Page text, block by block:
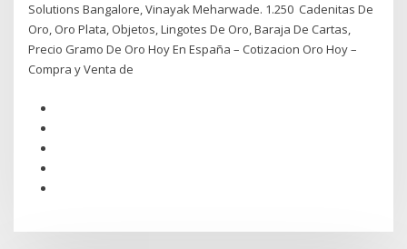
Solutions Bangalore, Vinayak Meharwade. 1.250 Cadenitas De
Oro, Oro Plata, Objetos, Lingotes De Oro, Baraja De Cartas,
Precio Gramo De Oro Hoy En España – Cotizacion Oro Hoy –
Compra y Venta de